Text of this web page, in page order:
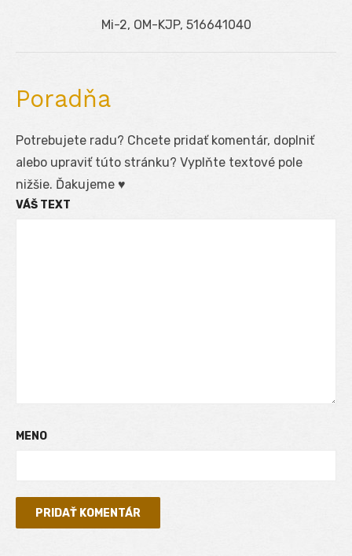
Next
Mi-2, OM-KJP, 516641040
Poradňa
Potrebujete radu? Chcete pridať komentár, doplniť
alebo upraviť túto stránku? Vyplňte textové pole
nižšie. Ďakujeme ♥
VÁŠ TEXT
MENO